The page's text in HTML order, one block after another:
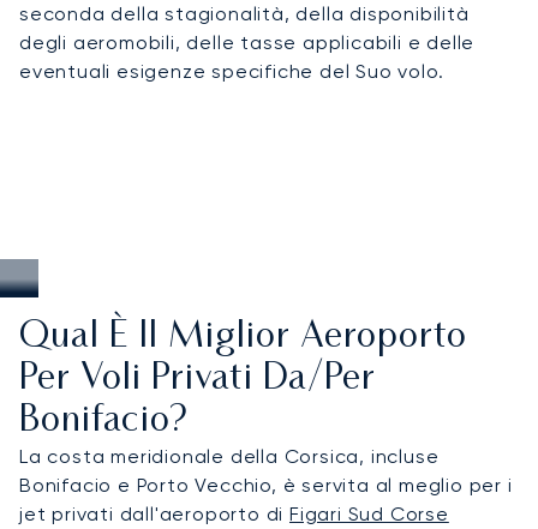
seconda della stagionalità, della disponibilità
degli aeromobili, delle tasse applicabili e delle
eventuali esigenze specifiche del Suo volo.
Qual È Il Miglior Aeroporto
Per Voli Privati Da/per
Bonifacio?
La costa meridionale della Corsica, incluse
Bonifacio e Porto Vecchio, è servita al meglio per i
jet privati dall'aeroporto diFigari Sud Corse